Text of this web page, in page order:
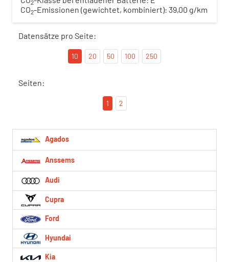
2
CO2-Emissionen (gewichtet, kombiniert): 39,00 g/km
Datensätze pro Seite:
10 20 50 100 250
Seiten:
1 2
Agados
Anssems
Audi
Cupra
Ford
Hyundai
Kia